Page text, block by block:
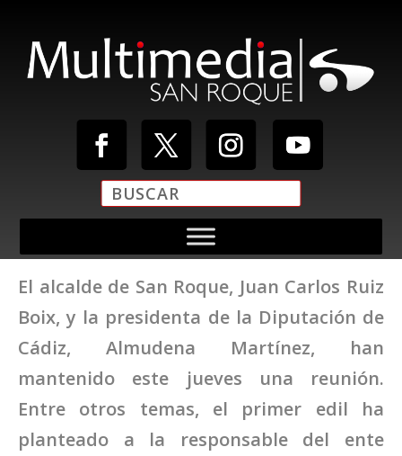
El alcalde de San Roque, Juan Carlos Ruiz
Boix, y la presidenta de la Diputación de
Cádiz, Almudena Martínez, han
mantenido este jueves una reunión.
Entre otros temas, el primer edil ha
planteado a la responsable del ente